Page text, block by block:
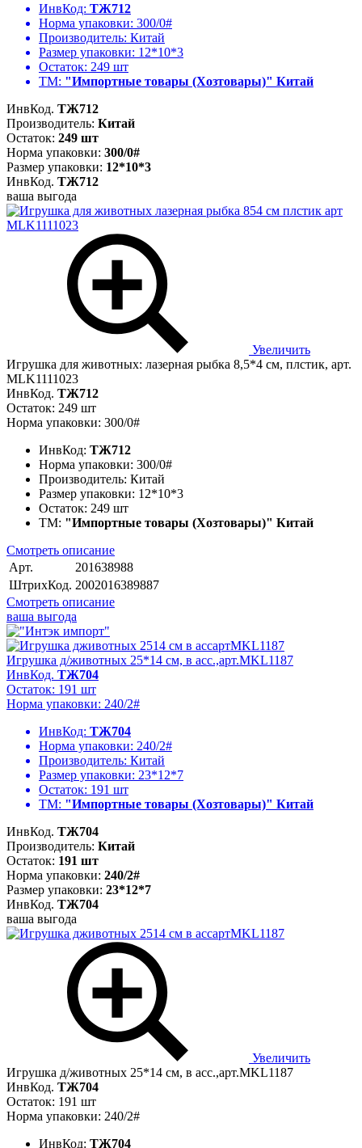
ИнвКод: ТЖ712
Норма упаковки: 300/0#
Производитель: Китай
Размер упаковки: 12*10*3
Остаток: 249 шт
ТМ: "Импортные товары (Хозтовары)" Китай
ИнвКод. ТЖ712
Производитель: Китай
Остаток: 249 шт
Норма упаковки: 300/0#
Размер упаковки: 12*10*3
ИнвКод. ТЖ712
ваша выгода
Увеличить
Игрушка для животных: лазерная рыбка 8,5*4 см, плстик, арт.
MLK1111023
ИнвКод. ТЖ712
Остаток: 249 шт
Норма упаковки: 300/0#
ИнвКод: ТЖ712
Норма упаковки: 300/0#
Производитель: Китай
Размер упаковки: 12*10*3
Остаток: 249 шт
ТМ: "Импортные товары (Хозтовары)" Китай
Смотреть описание
Арт.
201638988
ШтрихКод. 2002016389887
Смотреть описание
ваша выгода
Игрушка д/животных 25*14 см, в асс.,арт.MKL1187
ИнвКод. ТЖ704
Остаток: 191 шт
Норма упаковки: 240/2#
ИнвКод: ТЖ704
Норма упаковки: 240/2#
Производитель: Китай
Размер упаковки: 23*12*7
Остаток: 191 шт
ТМ: "Импортные товары (Хозтовары)" Китай
ИнвКод. ТЖ704
Производитель: Китай
Остаток: 191 шт
Норма упаковки: 240/2#
Размер упаковки: 23*12*7
ИнвКод. ТЖ704
ваша выгода
Увеличить
Игрушка д/животных 25*14 см, в асс.,арт.MKL1187
ИнвКод. ТЖ704
Остаток: 191 шт
Норма упаковки: 240/2#
ИнвКод: ТЖ704